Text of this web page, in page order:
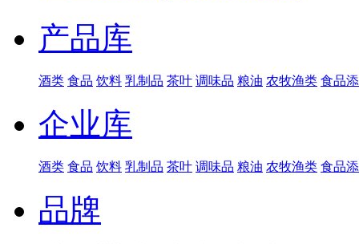
产品库
酒类 食品 饮料 乳制品 茶叶 调味品 粮油 农牧渔类 食品
企业库
酒类 食品 饮料 乳制品 茶叶 调味品 粮油 农牧渔类 食品
品牌